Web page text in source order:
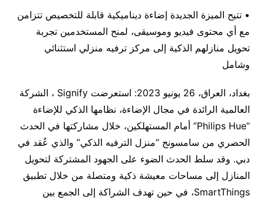
• تتيح الميزة الجديدة إضاءة ديناميكية قابلة للتخصيص تتزامن
مع أي محتوى فيديو وموسيقى، لمنح المستخدمين تجربة
تحويل منازلهم الذكية إلى مركز ترفيه منزلي استثنائي
وشامل
بغداد، العراق، 26 يونيو 2023: استعرضت Signify ، الشركة
العالمية الرائدة في مجال الإضاءة، نظامها الذكي للإضاءة
“Philips Hue” أمام المستهلكين، خلال مشاركتها في الحدث
الحصري من سامسونج “منزل الترفيه الذكي” والذي عُقد في
دبي. وقد سلط الحدث الضوء على الجهود المشتركة لتحويل
المنازل إلى مساحات معيشة ذكية ومتصلة من خلال تطبيق
SmartThings، في حين تهدف الشراكة إلى الجمع بين